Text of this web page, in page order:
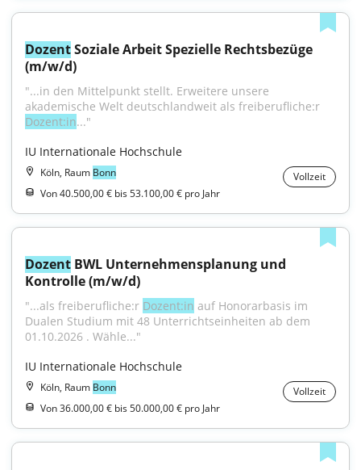
Dozent Soziale Arbeit Spezielle Rechtsbezüge
(m/w/d)
"...in den Mittelpunkt stellt. Erweitere unsere
Dozent:in..."
IU Internationale Hochschule
Köln, Raum Bonn
Vollzeit
Von 40.500,00 € bis 53.100,00 € pro Jahr
Dozent BWL Unternehmensplanung und
Kontrolle (m/w/d)
"...als freiberufliche:r Dozent:in auf Honorarbasis im
Dualen Studium mit 48 Unterrichtseinheiten ab dem
01.10.2026 . Wähle..."
IU Internationale Hochschule
Köln, Raum Bonn
Vollzeit
Von 36.000,00 € bis 50.000,00 € pro Jahr